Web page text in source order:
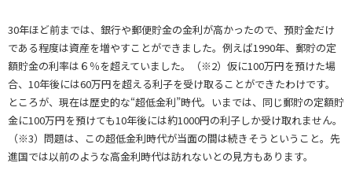
30年ほど前までは、銀行や郵便貯金の金利が高かったので、預貯金だけ
である程度は資産を増やすことができました。例えば1990年、郵貯の定
額貯金の利率は６％を超えていました。（※2）仮に100万円を預けた場
合、10年後には60万円を超える利子を受け取ることができたわけです。
ところが、現在は歴史的な“超低金利”時代。いまでは、同じ郵貯の定額貯
金に100万円を預けても10年後には約1000円の利子しか受け取れません。
（※3）問題は、この超低金利時代が当面の間は続きそうということ。先
進国では以前のような高金利時代は訪れないとの見方もあります。